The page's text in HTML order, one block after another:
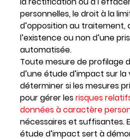
personnelles, le droit à la
d’opposition au traitement,
l’existence ou non d’une
automatisée.
Toute mesure de profilage
d’une étude d’impact sur
déterminer si les mesures
pour gérer lesrisques
données à caractère
nécessaires et suffisantes.
étude d’impact sert à